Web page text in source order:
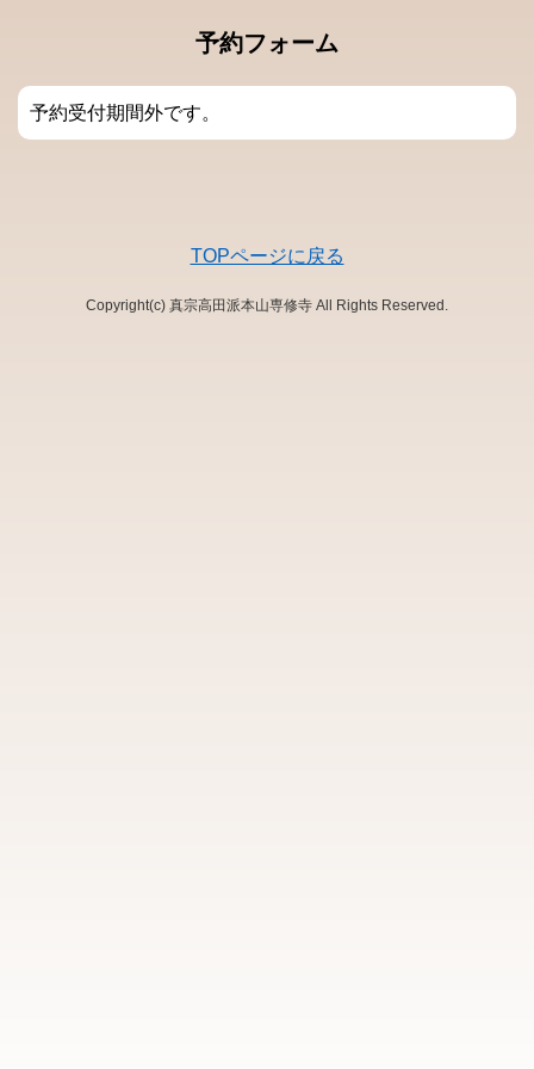
予約フォーム
予約受付期間外です。
TOPページに戻る
Copyright(c) 真宗高田派本山専修寺 All Rights Reserved.